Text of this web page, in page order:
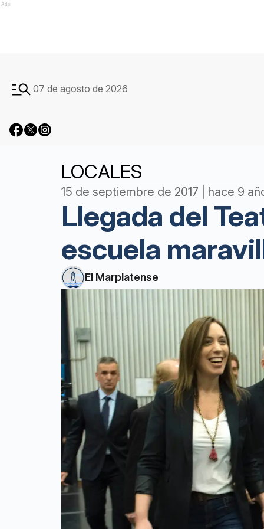
Ads
07 de agosto de 2026
LOCALES
15 de septiembre de 2017 | hace 9
Llegada del
escuela
El Marplatense